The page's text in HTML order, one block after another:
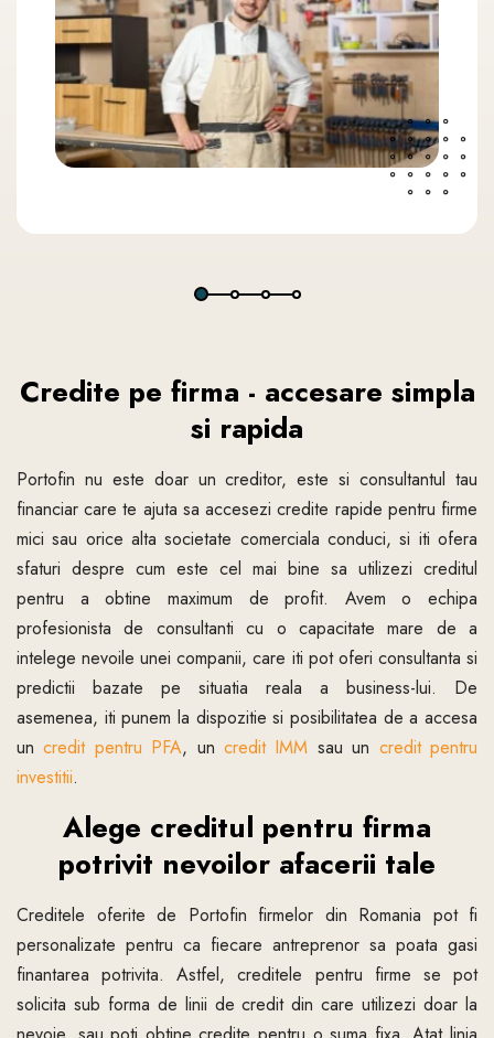
Credite pe firma - accesare simpla
si rapida
Portofin nu este doar un creditor, este si consultantul tau
financiar care te ajuta sa accesezi credite rapide pentru firme
mici sau orice alta societate comerciala conduci, si iti ofera
sfaturi despre cum este cel mai bine sa utilizezi creditul
pentru a obtine maximum de profit. Avem o echipa
profesionista de consultanti cu o capacitate mare de a
intelege nevoile unei companii, care iti pot oferi consultanta si
predictii bazate pe situatia reala a business-lui. De
asemenea, iti punem la dispozitie si posibilitatea de a accesa
uncredit pentru PFA, uncredit IMM sau un credit pentru
investitii.
Alege creditul pentru firma
potrivit nevoilor afacerii tale
Creditele oferite de Portofin firmelor din Romania pot fi
personalizate pentru ca fiecare antreprenor sa poata gasi
finantarea potrivita. Astfel, creditele pentru firme se pot
solicita sub forma de linii de credit din care utilizezi doar la